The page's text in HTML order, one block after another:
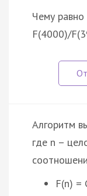
Чему
F(4000)/
Алгоритм
где n –
F(n) =